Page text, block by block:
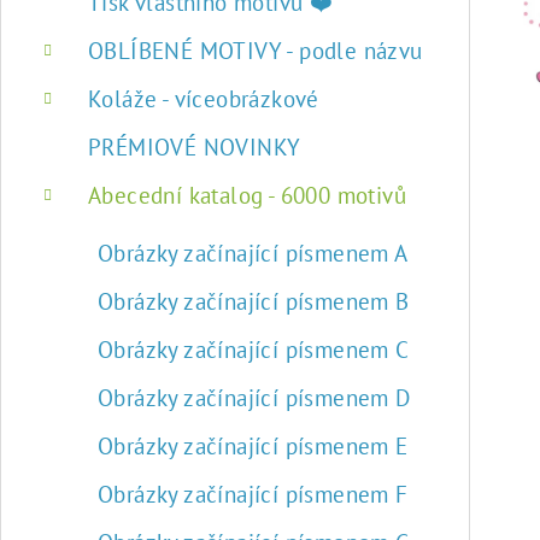
OBLÍBENÉ MOTIVY - podle názvu
Koláže - víceobrázkové
PRÉMIOVÉ NOVINKY
Abecední katalog - 6000 motivů
Obrázky začínající písmenem A
Obrázky začínající písmenem B
Obrázky začínající písmenem C
Obrázky začínající písmenem D
Obrázky začínající písmenem E
Obrázky začínající písmenem F